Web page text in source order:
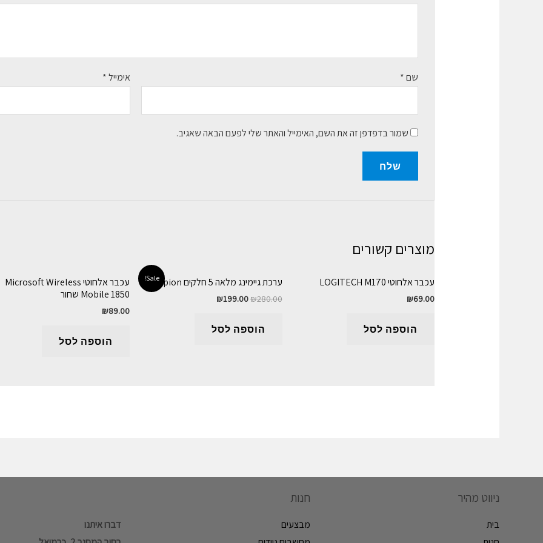
שם* אימייל*
שמור בדפדפן זה את השם, האימייל והאתר שלי לפעם הבאה שאגיב.
מוצרים קשורים
עכבר אלחוטי LOGITECH M170
₪69.00
הוספה לסל
Sale! ערכת גיימינג מלאה 5 חלקים scorpion
₪280.00
₪199.00
הוספה לסל
עכבר אלחוטי Microsoft Wireless
Mobile 1850 שחור
₪89.00
הוספה לסל
ניווט מהיר
בית
חנות
מבצעים
דברו איתנו